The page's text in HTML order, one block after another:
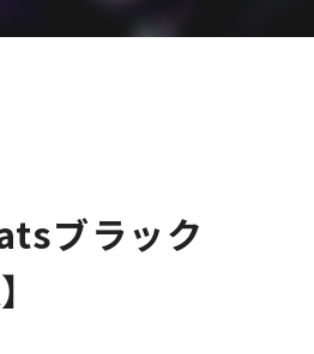
ブラック